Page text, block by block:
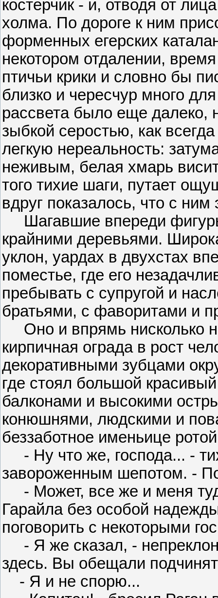
костерчик - и, отводя от
холма. По дороге к ним
форменных егерских
некотором отдалении,
птичьи крики и словно бы
близко и чересчур много
рассвета было еще далеко,
зыбкой серостью, как
легкую нереальность:
неживым, белая хмарь
того тихие шаги, путает
вдруг показалось, что с
Шагавшие впереди
крайними деревьями.
уклон, уардах в двухстах
поместье, где его
пребывать с супругой и
братьями, с фаворитами и
Оно и впрямь нисколько
кирпичная ограда в рост
декоративными зубцами
где стоял большой
балконами и высокими
конюшнями, людскими и
беззаботное именьице
- Ну что же, господа... -
завороженным шепотом. -
- Может, все же и меня
Гарайла без особой
поговорить с некоторыми
- Я же сказал, -
здесь. Вы обещали
- Я и не спорю...